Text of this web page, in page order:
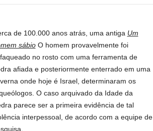
de 100.000 anos atrás, uma antiga Um
sábioO homem provavelmente foi
no rosto com uma ferramenta de
afiada e posteriormente enterrado em uma
onde hoje é Israel, determinaram os
O caso arquivado da Idade da
parece ser a primeira evidência de tal
interpessoal, de acordo com a equipe de